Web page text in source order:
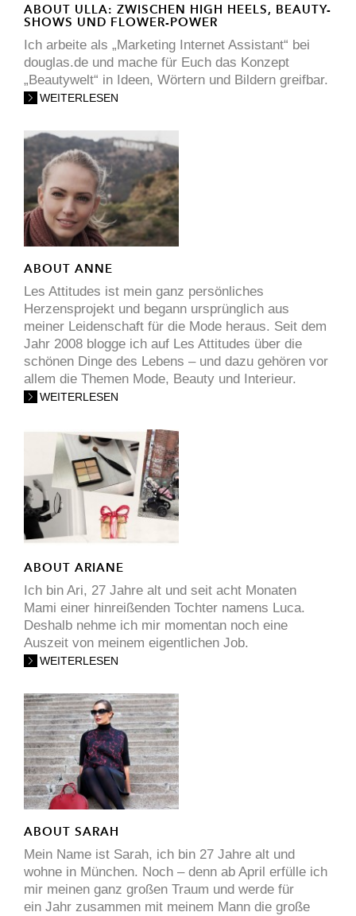
ABOUT ULLA: ZWISCHEN HIGH HEELS, BEAUTY-
SHOWS UND FLOWER-POWER
Ich arbeite als „Marketing Internet Assistant“ bei
douglas.de und mache für Euch das Konzept
„Beautywelt“ in Ideen, Wörtern und Bildern greifbar.
WEITERLESEN
ABOUT ANNE
Les Attitudes ist mein ganz persönliches
Herzensprojekt und begann ursprünglich aus
meiner Leidenschaft für die Mode heraus. Seit dem
Jahr 2008 blogge ich auf Les Attitudes über die
schönen Dinge des Lebens – und dazu gehören vor
allem die Themen Mode, Beauty und Interieur.
WEITERLESEN
ABOUT ARIANE
Ich bin Ari, 27 Jahre alt und seit acht Monaten
Mami einer hinreißenden Tochter namens Luca.
Deshalb nehme ich mir momentan noch eine
Auszeit von meinem eigentlichen Job.
WEITERLESEN
ABOUT SARAH
Mein Name ist Sarah, ich bin 27 Jahre alt und
wohne in München. Noch – denn ab April erfülle ich
mir meinen ganz großen Traum und werde für
ein Jahr zusammen mit meinem Mann die große